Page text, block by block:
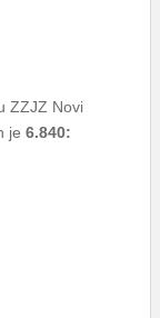
ZZJZ Novi
je 6.840: